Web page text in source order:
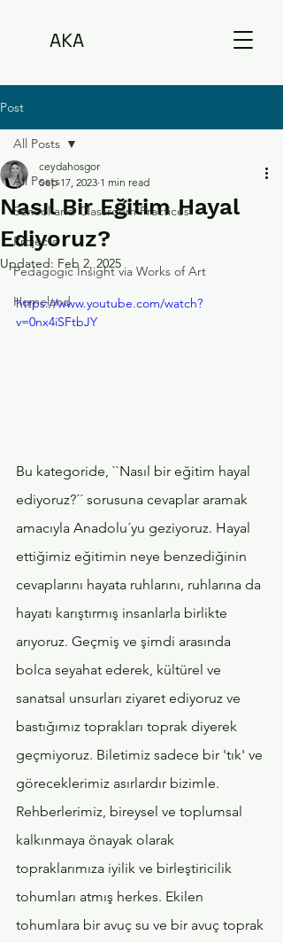
AKA
Post
All Posts
School and Classroom Practices
Projects
Pedagogic Insight via Works of Art
Homeland
All Posts
Nasıl Bir Eğitim Hayal
Ediyoruz?
ceydahosgor
Sep 17, 2023 1 min read
Updated: Feb 2, 2025
https://www.youtube.com/watch?
v=0nx4iSFtbJY
Bu kategoride, ``Nasıl bir eğitim hayal
ediyoruz?´´ sorusuna cevaplar aramak
amacıyla Anadolu´yu geziyoruz. Hayal
ettiğimiz eğitimin neye benzediğinin
cevaplarını hayata ruhlarını, ruhlarına da
hayatı karıştırmış insanlarla birlikte
arıyoruz. Geçmiş ve şimdi arasında
bolca seyahat ederek, kültürel ve
sanatsal unsurları ziyaret ediyoruz ve
bastığımız toprakları toprak diyerek
geçmiyoruz. Biletimiz sadece bir 'tık' ve
göreceklerimiz asırlardır bizimle.
Rehberlerimiz, bireysel ve toplumsal
kalkınmaya önayak olarak
topraklarımıza iyilik ve birleştiricilik
tohumları atmış herkes. Ekilen
tohumlara bir avuç su ve bir avuç toprak